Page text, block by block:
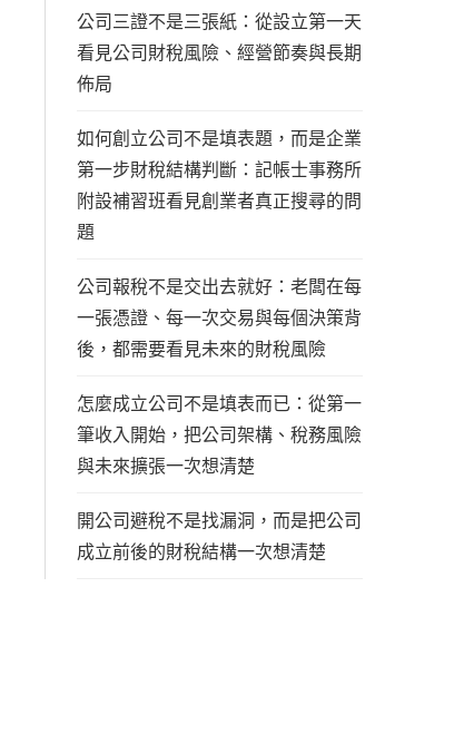
公司三證不是三張紙：從設立第一天
看見公司財稅風險、經營節奏與長期
佈局
如何創立公司不是填表題，而是企業
第一步財稅結構判斷：記帳士事務所
附設補習班看見創業者真正搜尋的問
題
公司報稅不是交出去就好：老闆在每
一張憑證、每一次交易與每個決策背
後，都需要看見未來的財稅風險
怎麼成立公司不是填表而已：從第一
筆收入開始，把公司架構、稅務風險
與未來擴張一次想清楚
開公司避稅不是找漏洞，而是把公司
成立前後的財稅結構一次想清楚